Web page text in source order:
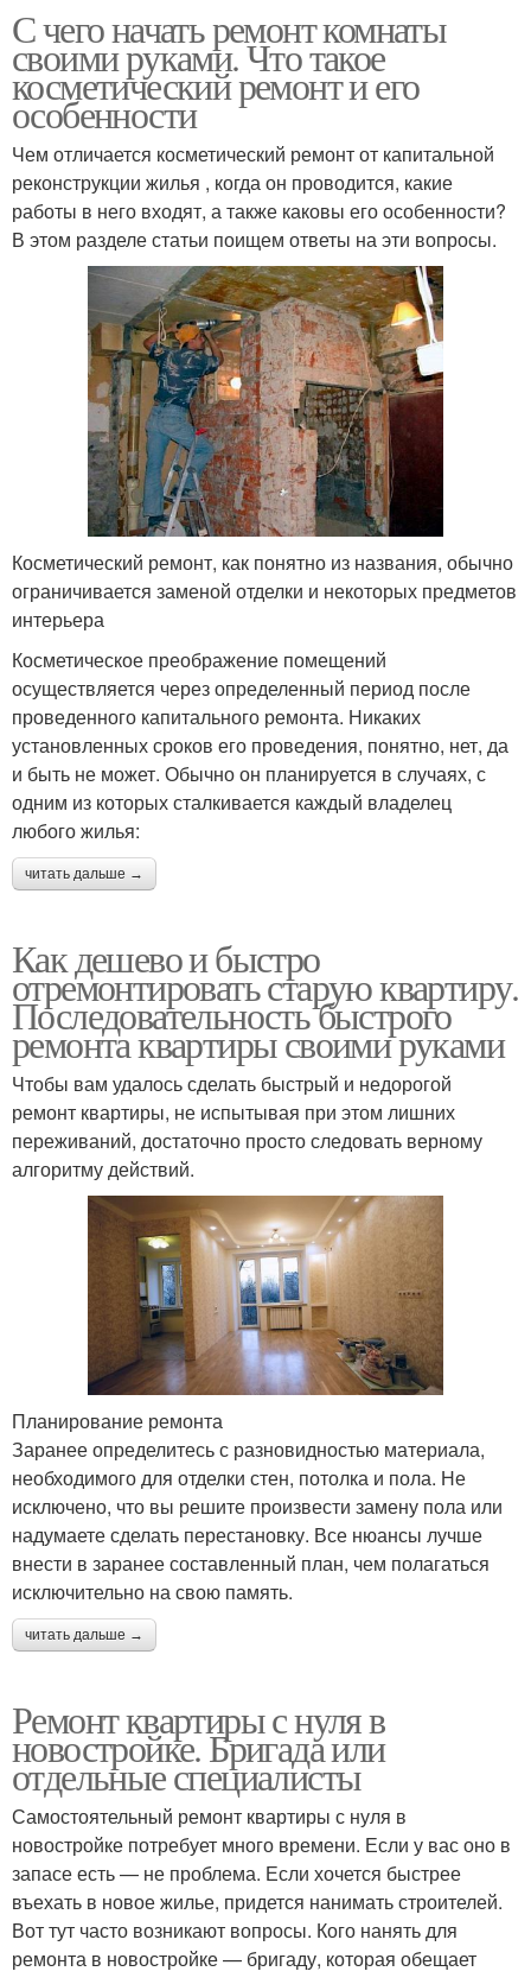
С чего начать ремонт комнаты
своими руками. Что такое
косметический ремонт и его
особенности
Чем отличается косметический ремонт от капитальной
реконструкции жилья , когда он проводится, какие
работы в него входят, а также каковы его особенности?
В этом разделе статьи поищем ответы на эти вопросы.
Косметический ремонт, как понятно из названия, обычно
ограничивается заменой отделки и некоторых предметов
интерьера
Косметическое преображение помещений
осуществляется через определенный период после
проведенного капитального ремонта. Никаких
установленных сроков его проведения, понятно, нет, да
и быть не может. Обычно он планируется в случаях, с
одним из которых сталкивается каждый владелец
любого жилья:
читать дальше →
Как дешево и быстро
отремонтировать старую квартиру.
Последовательность быстрого
ремонта квартиры своими руками
Чтобы вам удалось сделать быстрый и недорогой
ремонт квартиры, не испытывая при этом лишних
переживаний, достаточно просто следовать верному
алгоритму действий.
Планирование ремонта
Заранее определитесь с разновидностью материала,
необходимого для отделки стен, потолка и пола. Не
исключено, что вы решите произвести замену пола или
надумаете сделать перестановку. Все нюансы лучше
внести в заранее составленный план, чем полагаться
исключительно на свою память.
читать дальше →
Ремонт квартиры с нуля в
новостройке. Бригада или
отдельные специалисты
Самостоятельный ремонт квартиры с нуля в
новостройке потребует много времени. Если у вас оно в
запасе есть — не проблема. Если хочется быстрее
въехать в новое жилье, придется нанимать строителей.
Вот тут часто возникают вопросы. Кого нанять для
ремонта в новостройке — бригаду, которая обещает